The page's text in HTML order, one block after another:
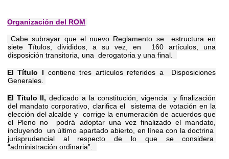
Organización del ROM
Cabe subrayar que el nuevo Reglamento se estructura en
siete Títulos, divididos, a su vez, en 160 artículos, una
disposición transitoria, una derogatoria y una final.
El Título I contiene tres artículos referidos a Disposiciones
Generales.
El Título II,dedicado a la constitución, vigencia y finalización
del mandato corporativo, clarifica el sistema de votación en la
elección del alcalde y corrige la enumeración de acuerdos que
el Pleno no podrá adoptar una vez finalizado el mandato,
incluyendo un último apartado abierto, en línea con la doctrina
jurisprudencial al respecto de lo que se considera
“administración ordinaria”.